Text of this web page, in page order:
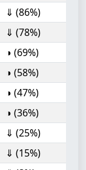
⇓ (86%)
⇓ (78%)
◑ (69%)
◑ (58%)
◑ (47%)
◑ (36%)
⇓ (25%)
⇓ (15%)